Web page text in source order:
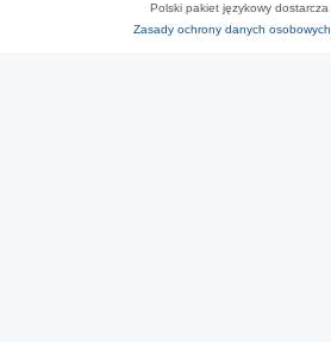
Polski pakiet językowy dostarcza
Zasady ochrony danych osobowych